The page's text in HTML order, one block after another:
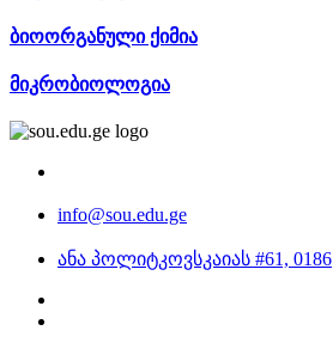
ბიოორგანული ქიმია
მიკრობიოლოგია
info@sou.edu.ge
ანა პოლიტკოვსკაიას #61, 0186